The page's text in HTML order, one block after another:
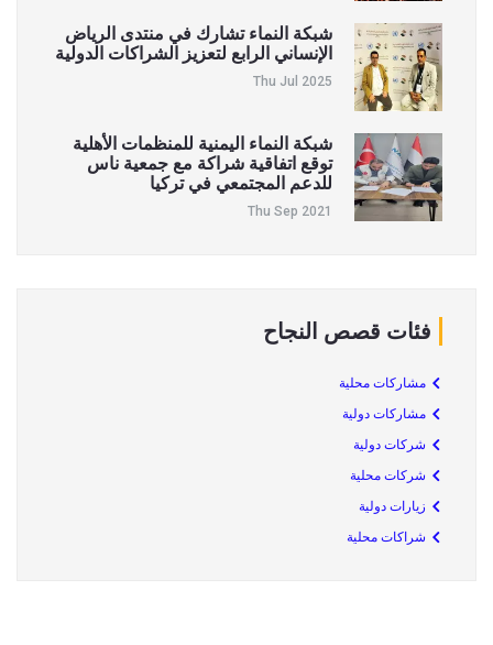
شبكة النماء تشارك في منتدى الرياض
الإنساني الرابع لتعزيز الشراكات الدولية
Thu Jul 2025
شبكة النماء اليمنية للمنظمات الأهلية
توقع اتفاقية شراكة مع جمعية ناس
للدعم المجتمعي في تركيا
Thu Sep 2021
فئات قصص النجاح
مشاركات محلية
مشاركات دولية
شركات دولية
شركات محلية
زيارات دولية
شراكات محلية